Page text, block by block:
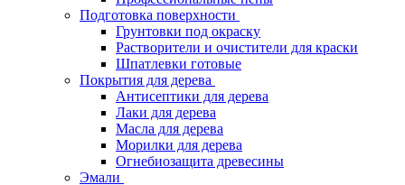
Подготовка поверхности
Грунтовки под окраску
Растворители и очистители для краски
Шпатлевки готовые
Покрытия для дерева
Антисептики для дерева
Лаки для дерева
Масла для дерева
Морилки для дерева
Огнебиозащита древесины
Эмали